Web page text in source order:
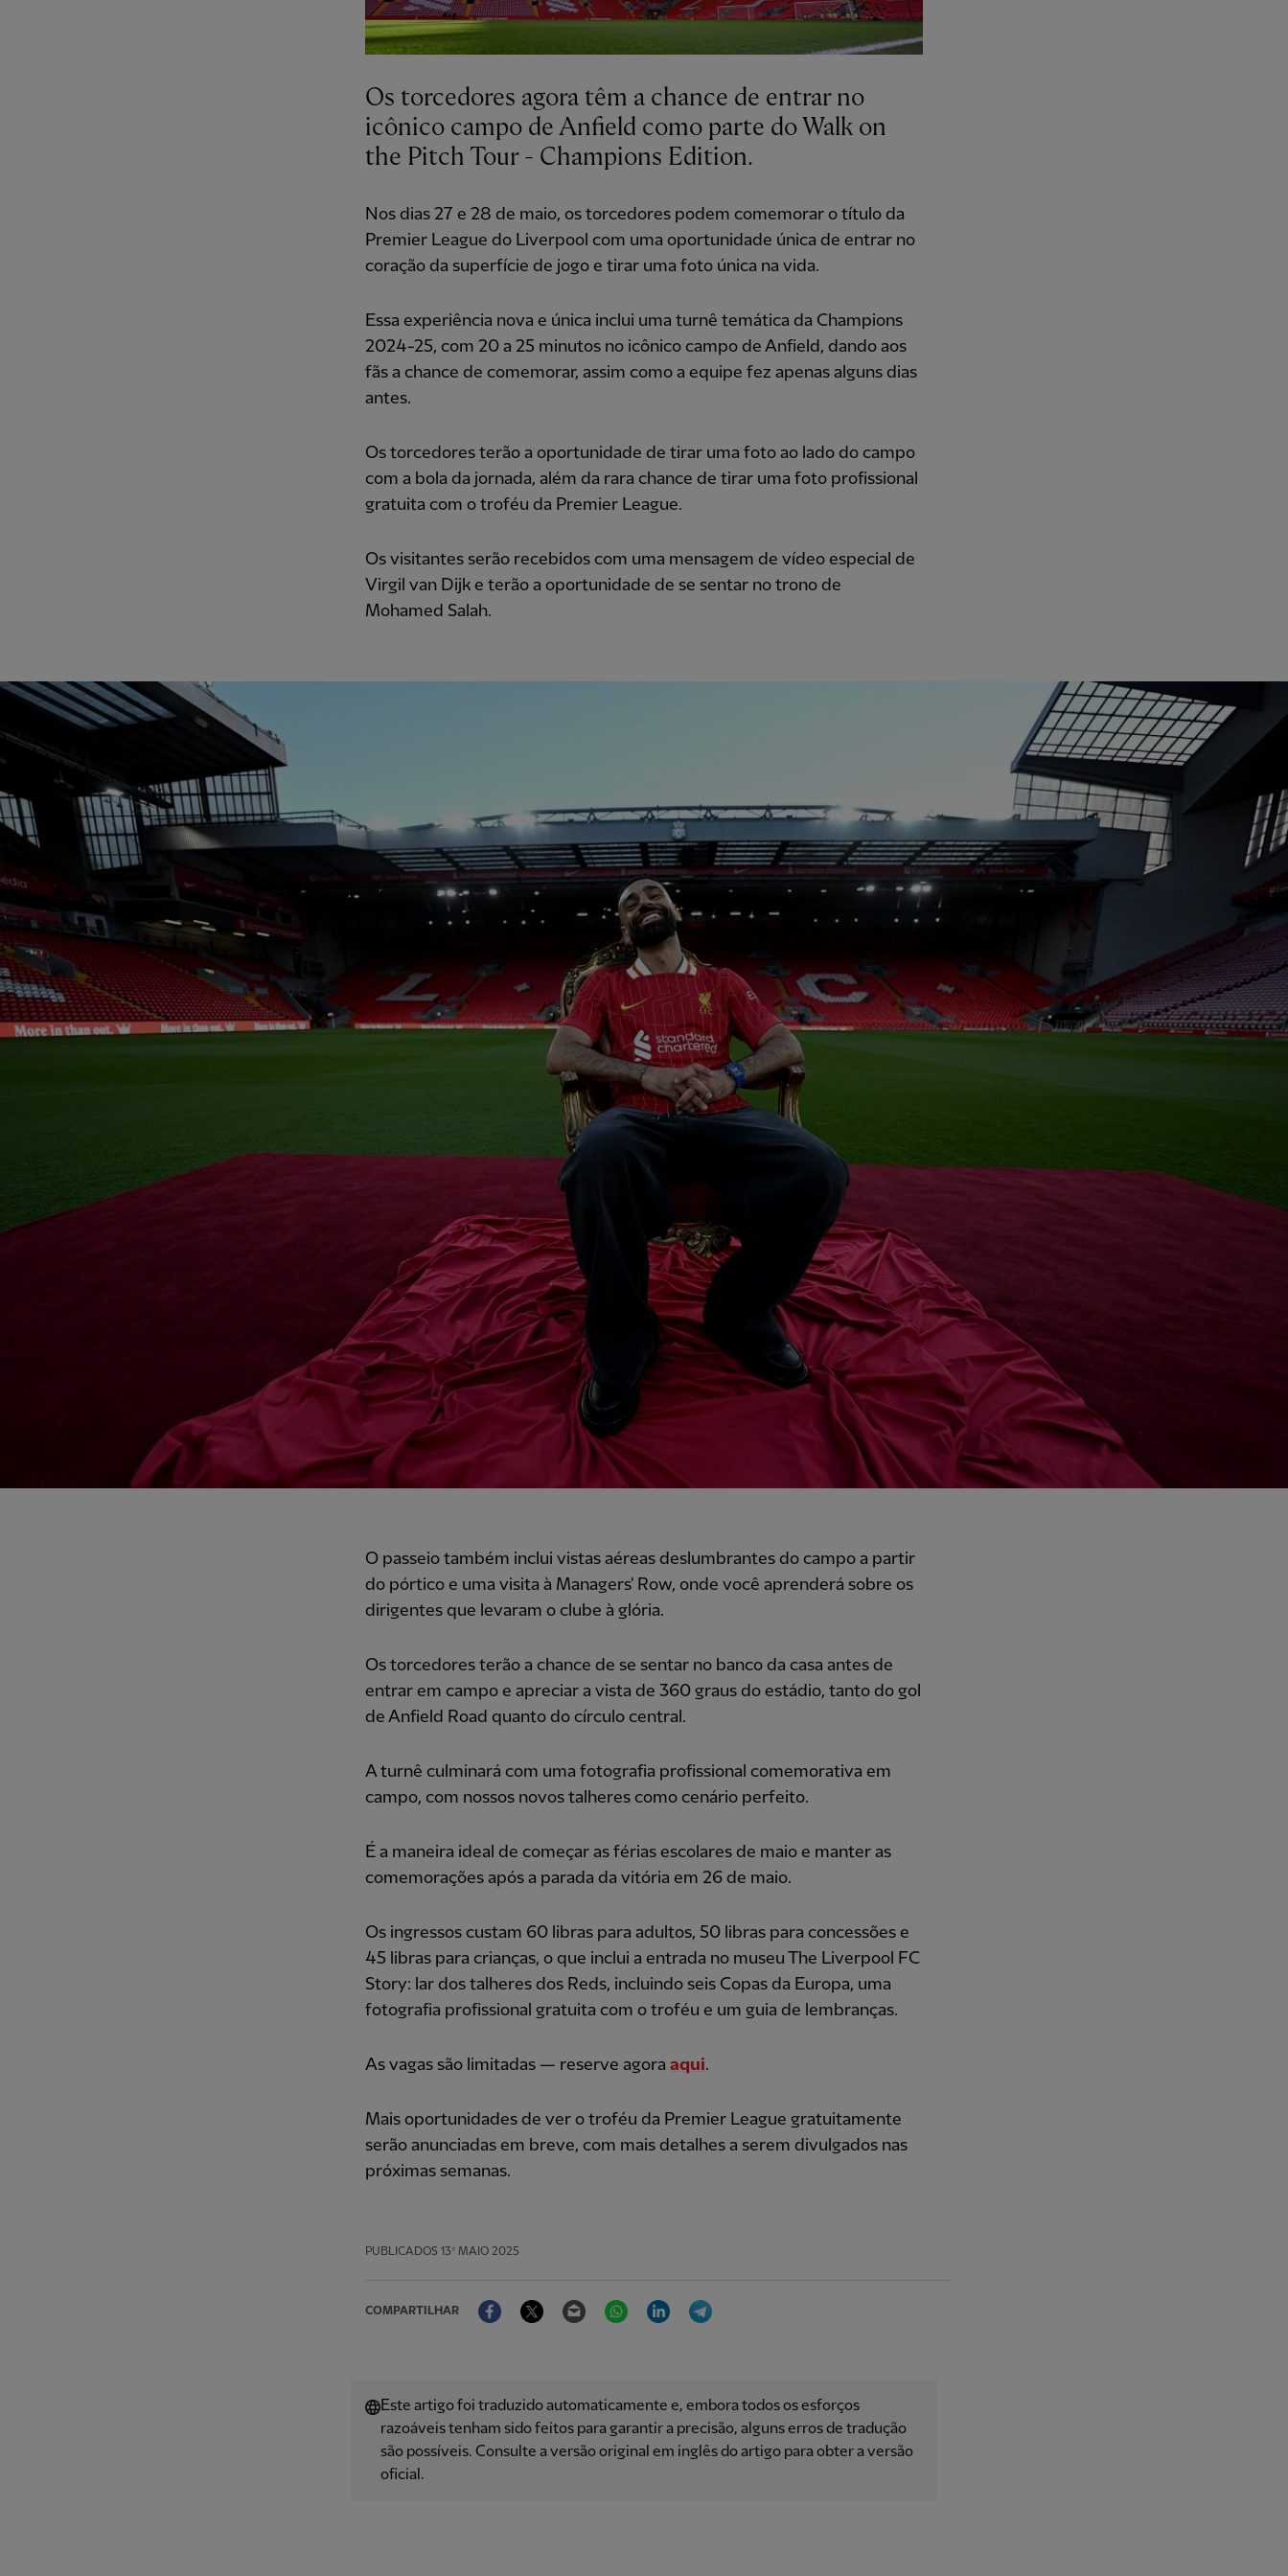
Os torcedores agora têm a chance de entrar no
icônico campo de Anfield como parte do Walk on
the Pitch Tour - Champions Edition.
Nos dias 27 e 28 de maio, os torcedores podem comemorar o título da
Premier League do Liverpool com uma oportunidade única de entrar no
coração da superfície de jogo e tirar uma foto única na vida.
Essa experiência nova e única inclui uma turnê temática da Champions
2024-25, com 20 a 25 minutos no icônico campo de Anfield, dando aos
fãs a chance de comemorar, assim como a equipe fez apenas alguns dias
antes.
Os torcedores terão a oportunidade de tirar uma foto ao lado do campo
com a bola da jornada, além da rara chance de tirar uma foto profissional
gratuita com o troféu da Premier League.
Os visitantes serão recebidos com uma mensagem de vídeo especial de
Virgil van Dijk e terão a oportunidade de se sentar no trono de
Mohamed Salah.
O passeio também inclui vistas aéreas deslumbrantes do campo a partir
do pórtico e uma visita à Managers' Row, onde você aprenderá sobre os
dirigentes que levaram o clube à glória.
Os torcedores terão a chance de se sentar no banco da casa antes de
entrar em campo e apreciar a vista de 360 graus do estádio, tanto do gol
de Anfield Road quanto do círculo central.
A turnê culminará com uma fotografia profissional comemorativa em
campo, com nossos novos talheres como cenário perfeito.
É a maneira ideal de começar as férias escolares de maio e manter as
comemorações após a parada da vitória em 26 de maio.
Os ingressos custam 60 libras para adultos, 50 libras para concessões e
45 libras para crianças, o que inclui a entrada no museu The Liverpool FC
Story: lar dos talheres dos Reds, incluindo seis Copas da Europa, uma
fotografia profissional gratuita com o troféu e um guia de lembranças.
As vagas são limitadas — reserve agora aqui.
Mais oportunidades de ver o troféu da Premier League gratuitamente
serão anunciadas em breve, com mais detalhes a serem divulgados nas
próximas semanas.
PUBLICADOS 13º MAIO 2025
COMPARTILHAR
FacebookTwitter Email WhatsAppLinkedIn
Este artigo foi traduzido automaticamente e, embora todos os esforços
razoáveis ​​tenham sido feitos para garantir a precisão, alguns erros de tradução
são possíveis. Consulte a versão original em inglês do artigo para obter a versão
oficial.